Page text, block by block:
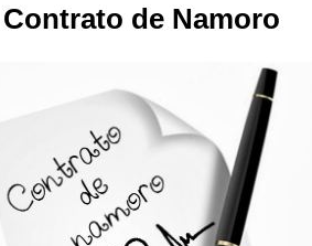
Contrato de Namoro